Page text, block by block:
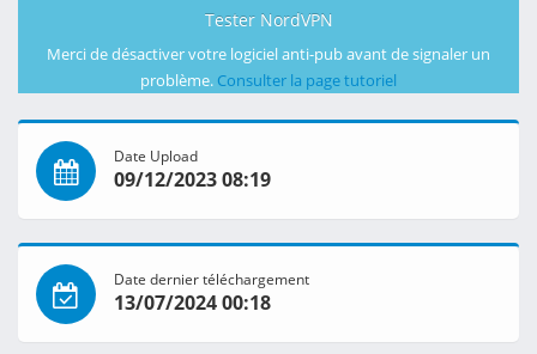
Tester NordVPN
Merci de désactiver votre logiciel anti-pub avant de signaler un
problème. Consulter la page tutoriel
Date Upload
09/12/2023 08:19
Date dernier téléchargement
13/07/2024 00:18